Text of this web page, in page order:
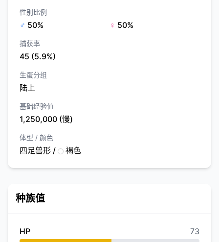
性别比例
♂ 50% ♀ 50%
捕获率
45 (5.9%)
生蛋分组
陆上
基础经验值
1,250,000 (慢)
体型 / 颜色
四足兽形 / 褐色
种族值
HP 73